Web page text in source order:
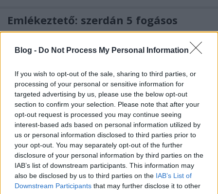
Blog - Do Not Process My Personal Information
If you wish to opt-out of the sale, sharing to third parties, or
processing of your personal or sensitive information for
targeted advertising by us, please use the below opt-out
section to confirm your selection. Please note that after your
opt-out request is processed you may continue seeing
interest-based ads based on personal information utilized by
us or personal information disclosed to third parties prior to
your opt-out. You may separately opt-out of the further
disclosure of your personal information by third parties on the
IAB’s list of downstream participants. This information may
also be disclosed by us to third parties on the IAB’s List of
Downstream Participants that may further disclose it to other
Emlékeztető: szerdán 5 fogásos
Meetup
hírbehozó• 2009. augusztus 04.
Megint hónap első szerdája, avagy Meetup a
Dürerben. A belépő pedig ezúttal is 700 HUF.
Cserébe ez az 5 fogásos menü lesz hallgatható,
kommentelhetó élőben: Kocsis Attila és Kocsisné Dr.
Szilágyi Gyöngyi (I-QRS International Kft.):
Telemetriás sportöv és terhelésélettani…
Emlékeztető: ma Meetup, élő
közvetítéssel
hírbehozó•2009. július 01.